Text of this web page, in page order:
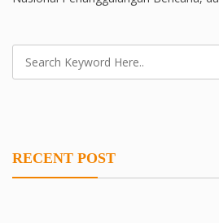
RECENT POST